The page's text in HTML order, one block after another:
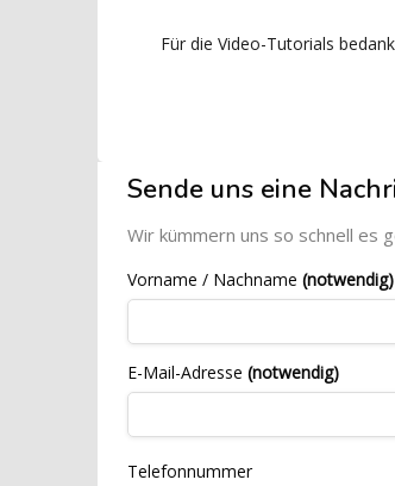
Für die Video-Tutorials
Blöcke
[Cocoon] Custom HTML
Sende uns eine
Wir kümmern uns so schnell es
Vorname / Nachname(notwendig)
E-Mail-Adresse(notwendig)
Telefonnummer